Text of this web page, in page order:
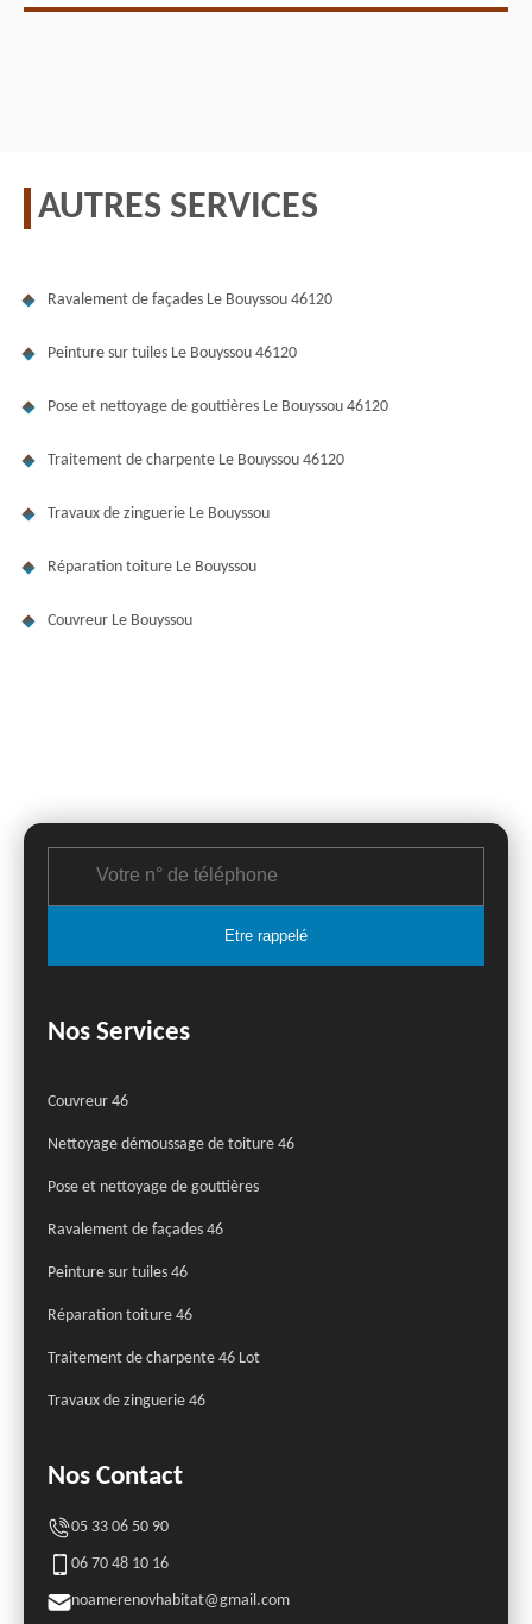
AUTRES SERVICES
Ravalement de façades Le Bouyssou 46120
Peinture sur tuiles Le Bouyssou 46120
Pose et nettoyage de gouttières Le Bouyssou 46120
Traitement de charpente Le Bouyssou 46120
Travaux de zinguerie Le Bouyssou
Réparation toiture Le Bouyssou
Couvreur Le Bouyssou
Nos Services
Couvreur 46
Nettoyage démoussage de toiture 46
Pose et nettoyage de gouttières
Ravalement de façades 46
Peinture sur tuiles 46
Réparation toiture 46
Traitement de charpente 46 Lot
Travaux de zinguerie 46
Nos Contact
05 33 06 50 90
06 70 48 10 16
noamerenovhabitat@gmail.com